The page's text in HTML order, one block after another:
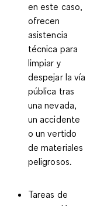
en este caso,
ofrecen
asistencia
técnica para
limpiar y
despejar la vía
pública tras
una nevada,
un accidente
o un vertido
de materiales
peligrosos.
Tareas de